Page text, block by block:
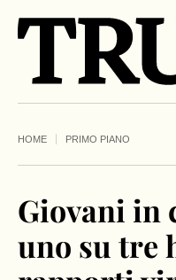
HOME PRIMO PIANO
Giovani in
uno su tre